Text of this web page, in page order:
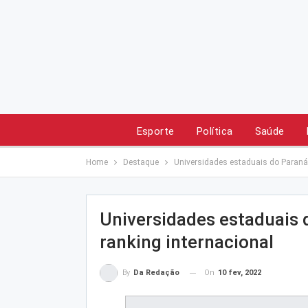
Esporte Política Saúde
Home Destaque Universidades estaduais do
Universidades estaduais
ranking internacional
By Da Redação On 10 fev, 2022